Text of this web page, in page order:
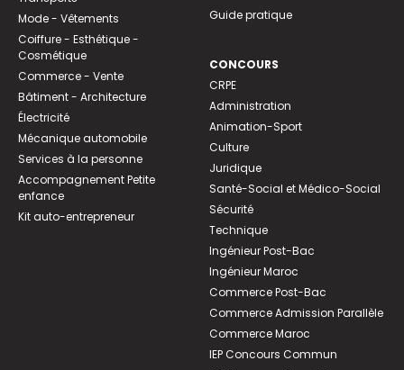
Mode - Vêtements
Coiffure - Esthétique -
Cosmétique
Commerce - Vente
Bâtiment - Architecture
Électricité
Mécanique automobile
Services à la personne
Accompagnement Petite
enfance
Kit auto-entrepreneur
Guide pratique
CONCOURS
CRPE
Administration
Animation-Sport
Culture
Juridique
Santé-Social et Médico-Social
Sécurité
Technique
Ingénieur Post-Bac
Ingénieur Maroc
Commerce Post-Bac
Commerce Admission Parallèle
Commerce Maroc
IEP Concours Commun